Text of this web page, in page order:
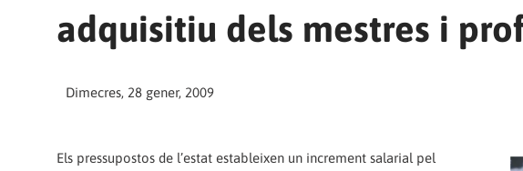
adquisitiu dels mestres i
Dimecres, 28 gener, 2009
Els pressupostos de l’estat estableixen un increment salarial pel